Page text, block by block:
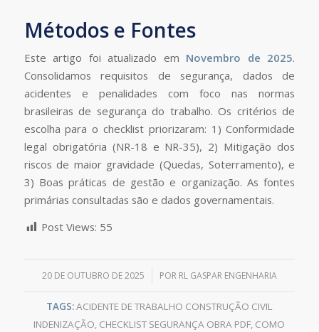
Métodos e Fontes
Este artigo foi atualizado em Novembro de 2025.
Consolidamos requisitos de segurança, dados de
acidentes e penalidades com foco nas normas
brasileiras de segurança do trabalho. Os critérios de
escolha para o checklist priorizaram: 1) Conformidade
legal obrigatória (NR-18 e NR-35), 2) Mitigação dos
riscos de maior gravidade (Quedas, Soterramento), e
3) Boas práticas de gestão e organização. As fontes
primárias consultadas são e dados governamentais.
Post Views: 55
20 DE OUTUBRO DE 2025
/ POR RL GASPAR ENGENHARIA
TAGS:ACIDENTE DE TRABALHO CONSTRUÇÃO CIVIL
INDENIZAÇÃO, CHECKLIST SEGURANÇA OBRA PDF, COMO